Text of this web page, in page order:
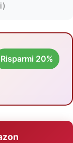
Risparmi 20%